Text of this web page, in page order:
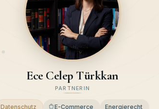
Ece Celep Türkkan
PARTNERIN
Datenschutz E-Commerce Energierecht